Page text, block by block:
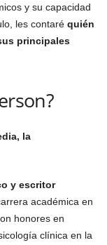
y su capacidad
les contaré quién
principales
y escritor
académica en
honores en
clínica en la